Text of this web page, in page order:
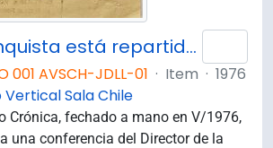
Historia penquista está repartida por el mundo ; Santiago, Sevilla, Lima, Londres y París guardan preciados tesoros / Juan de Luigi Lemus.
001 AVSCH-JDLL-01 · Item · 1976
Sala Chile
Crónica, fechado a mano en V/1976,
una conferencia del Director de la